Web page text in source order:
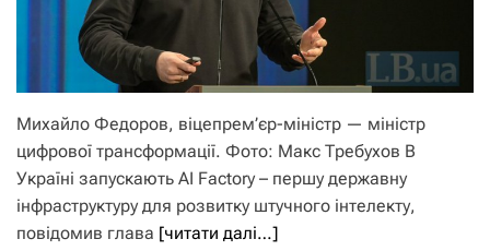
Михайло Федоров, віцепрем’єр-міністр — міністр
цифрової трансформації. Фото: Макс Требухов В
Україні запускають AI Factory – першу державну
інфраструктуру для розвитку штучного інтелекту,
повідомив глава [читати далі…]